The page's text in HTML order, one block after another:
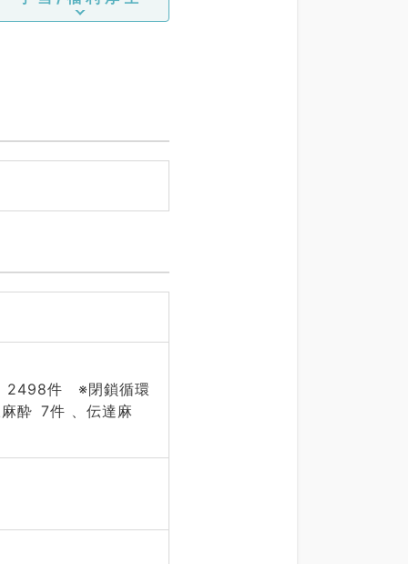
件 ※閉鎖循環
酔 7件 、伝達麻